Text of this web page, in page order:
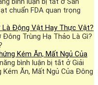
chuẩn FDA quan trọng
Là Động Vật Hay Thực Vật?
Đông Trùng Hạ Thảo Là Gì?
Kém Ăn, Mất Ngủ Của
bình luận bị tắt ở Giải
Kém Ăn, Mất Ngủ Của Đông